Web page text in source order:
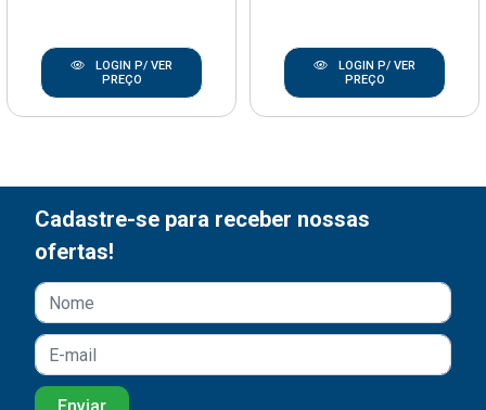
LOGIN P/ VER
PREÇO
LOGIN P/ VER
PREÇO
Cadastre-se para receber nossas
ofertas!